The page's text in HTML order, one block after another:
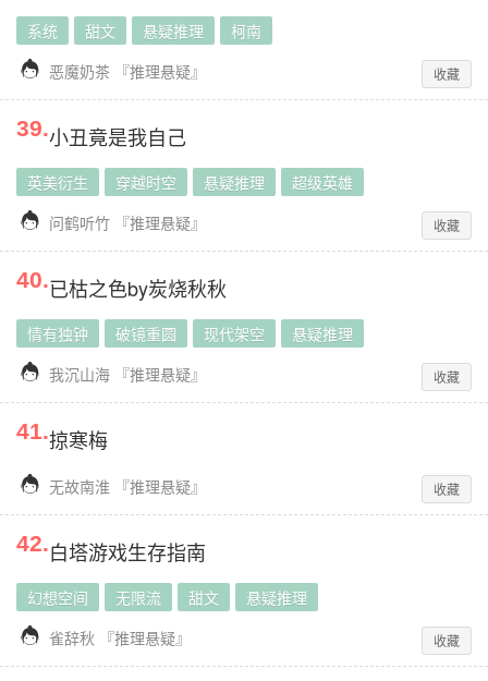
系统 甜文 悬疑推理 柯南
 恶魔奶茶 『推理悬疑』 收藏
39.小丑竟是我自己
英美衍生 穿越时空 悬疑推理 超级英雄
 问鹤听竹 『推理悬疑』 收藏
40.已枯之色by炭烧秋秋
情有独钟 破镜重圆 现代架空 悬疑推理
 我沉山海 『推理悬疑』 收藏
41.掠寒梅
 无故南淮 『推理悬疑』 收藏
42.白塔游戏生存指南
幻想空间 无限流 甜文 悬疑推理
 雀辞秋 『推理悬疑』 收藏